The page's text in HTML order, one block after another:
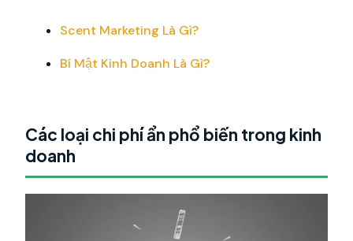
Scent Marketing Là Gì?
Bí Mật Kinh Doanh Là Gì?
Các loại chi phí ẩn phổ biến trong kinh
doanh